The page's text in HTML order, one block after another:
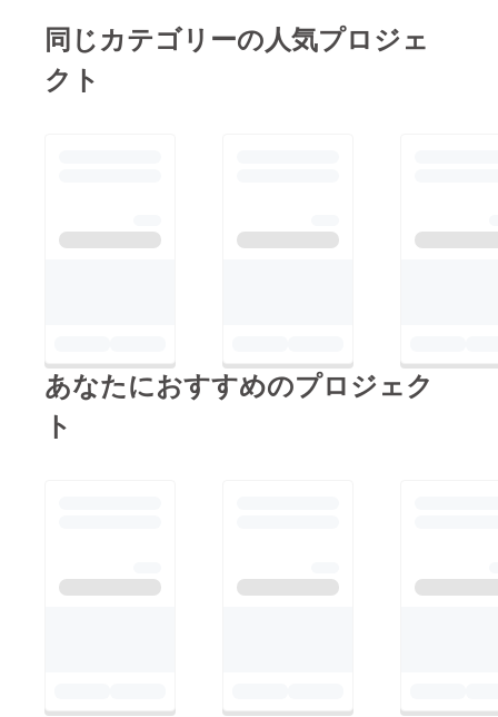
す。石川 さとし
同じカテゴリーの人気プロジェ
クト
あなたにおすすめのプロジェク
ト